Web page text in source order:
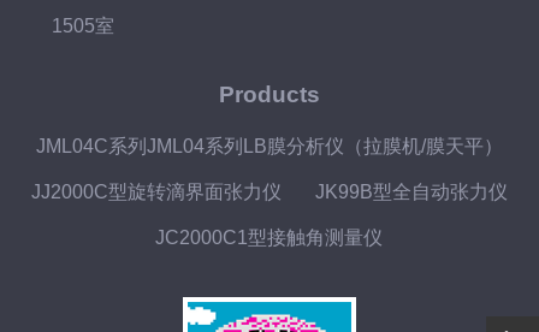
1505室
Products
JML04C系列JML04系列LB膜分析仪（拉膜机/膜天平）
JJ2000C型旋转滴界面张力仪 JK99B型全自动张力仪
JC2000C1型接触角测量仪